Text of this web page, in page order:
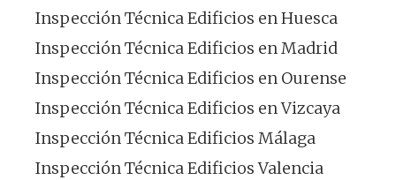
Inspección Técnica Edificios en Huesca
Inspección Técnica Edificios en Madrid
Inspección Técnica Edificios en Ourense
Inspección Técnica Edificios en Vizcaya
Inspección Técnica Edificios Málaga
Inspección Técnica Edificios Valencia